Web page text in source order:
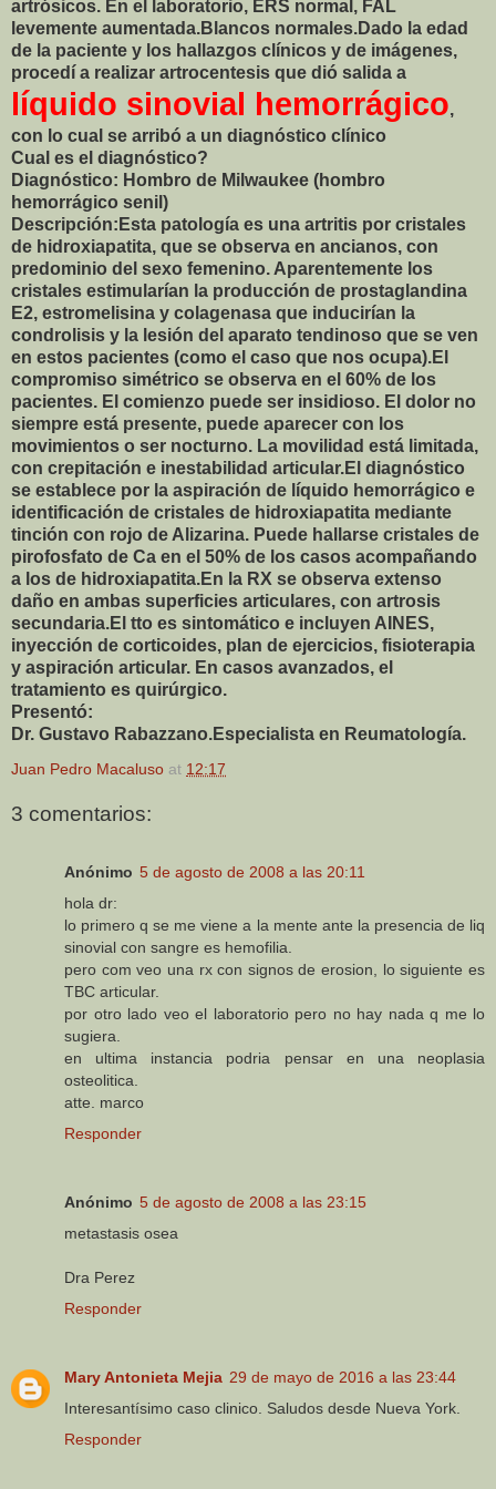
artrósicos. En el laboratorio, ERS normal, FAL
levemente aumentada.Blancos normales.Dado la edad
de la paciente y los hallazgos clínicos y de imágenes,
procedí a realizar artrocentesis que dió salida a
líquido sinovial hemorrágico,
con lo cual se arribó a un diagnóstico clínico
Cual es el diagnóstico?
Diagnóstico: Hombro de Milwaukee (hombro
hemorrágico senil)
Descripción:Esta patología es una artritis por cristales
de hidroxiapatita, que se observa en ancianos, con
predominio del sexo femenino. Aparentemente los
cristales estimularían la producción de prostaglandina
E2, estromelisina y colagenasa que inducirían la
condrolisis y la lesión del aparato tendinoso que se ven
en estos pacientes (como el caso que nos ocupa).El
compromiso simétrico se observa en el 60% de los
pacientes. El comienzo puede ser insidioso. El dolor no
siempre está presente, puede aparecer con los
movimientos o ser nocturno. La movilidad está limitada,
con crepitación e inestabilidad articular.El diagnóstico
se establece por la aspiración de líquido hemorrágico e
identificación de cristales de hidroxiapatita mediante
tinción con rojo de Alizarina. Puede hallarse cristales de
pirofosfato de Ca en el 50% de los casos acompañando
a los de hidroxiapatita.En la RX se observa extenso
daño en ambas superficies articulares, con artrosis
secundaria.El tto es sintomático e incluyen AINES,
inyección de corticoides, plan de ejercicios, fisioterapia
y aspiración articular. En casos avanzados, el
tratamiento es quirúrgico.
Presentó:
Dr. Gustavo Rabazzano.Especialista en Reumatología.
Juan Pedro Macaluso at 12:17
3 comentarios:
Anónimo 5 de agosto de 2008 a las 20:11
hola dr:
lo primero q se me viene a la mente ante la presencia de liq
sinovial con sangre es hemofilia.
pero com veo una rx con signos de erosion, lo siguiente es
TBC articular.
por otro lado veo el laboratorio pero no hay nada q me lo
sugiera.
en ultima instancia podria pensar en una neoplasia
osteolitica.
atte. marco
Responder
Anónimo 5 de agosto de 2008 a las 23:15
metastasis osea
Dra Perez
Responder
Mary Antonieta Mejia 29 de mayo de 2016 a las 23:44
Interesantísimo caso clinico. Saludos desde Nueva York.
Responder